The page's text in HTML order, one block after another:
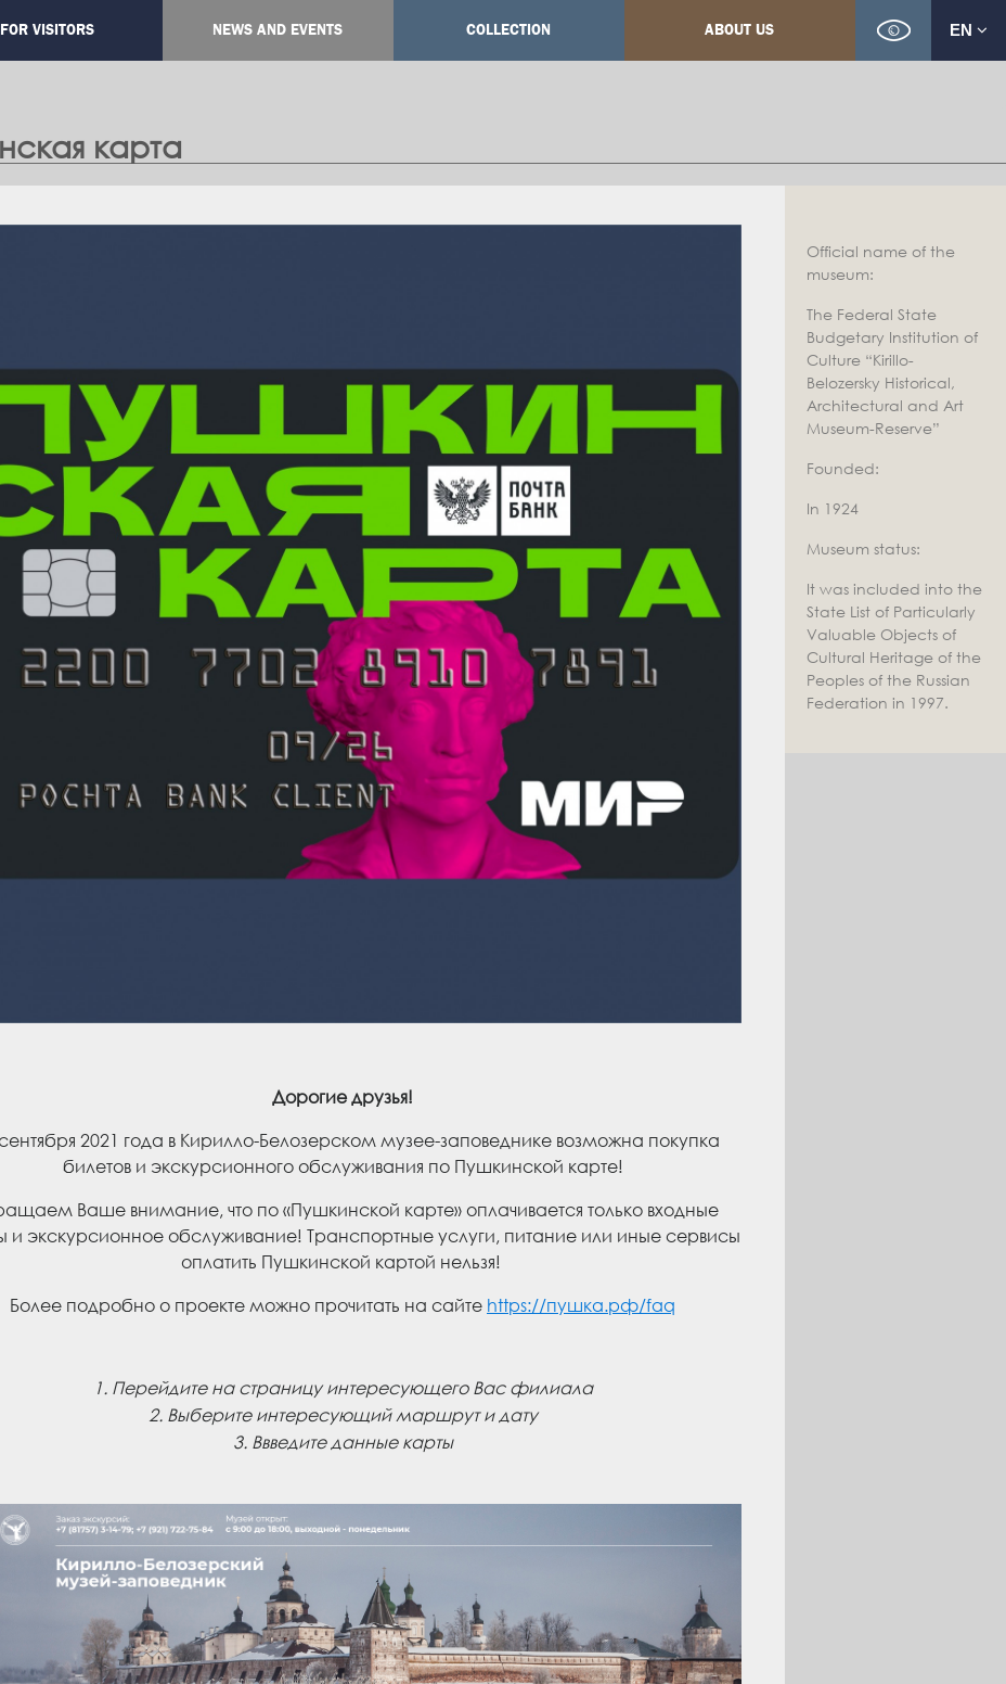
FOR VISITORS NEWS AND EVENTS COLLECTION ABOUT US EN
карта
Дорогие друзья!
2021 года в Кирилло-Белозерском музее-заповеднике возможна покупка
билетов и экскурсионного обслуживания по Пушкинской карте!
Ваше внимание, что по «Пушкинской карте» оплачивается только входные
и экскурсионное обслуживание! Транспортные услуги, питание или иные сервисы
оплатить Пушкинской картой нельзя!
Более подробно о проекте можно прочитать на сайте https://пушка.рф/faq
1. Перейдите на страницу интересующего Вас филиала
2. Выберите интересующий маршрут и дату
3. Ввведите данные карты
Official name of the
museum:
The Federal State
Budgetary Institution of
Culture “Kirillo-
Belozersky Historical,
Architectural and Art
Museum-Reserve”
Founded:
In 1924
Museum status:
It was included into the
State List of Particularly
Valuable Objects of
Cultural Heritage of the
Peoples of the Russian
Federation in 1997.